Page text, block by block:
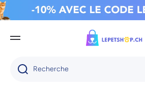
IGNORER ET PASSER AU CONTENU
Recherche